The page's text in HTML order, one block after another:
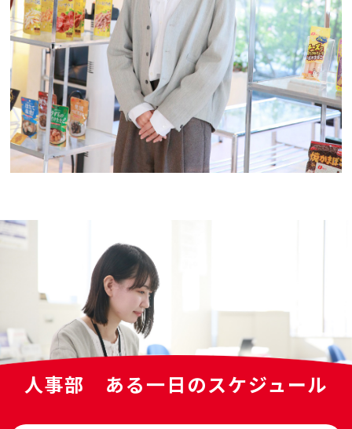
人事部 ある一日のスケジュール